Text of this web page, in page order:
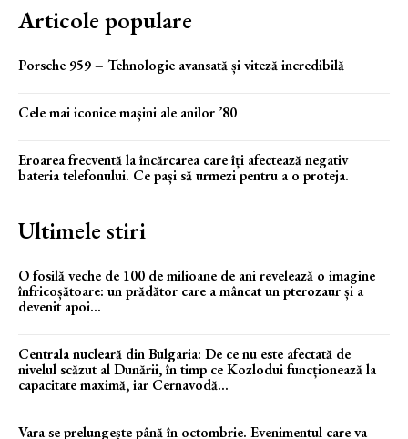
Articole populare
Porsche 959 – Tehnologie avansată și viteză incredibilă
Cele mai iconice mașini ale anilor ’80
Eroarea frecventă la încărcarea care îți afectează negativ
bateria telefonului. Ce pași să urmezi pentru a o proteja.
Ultimele stiri
O fosilă veche de 100 de milioane de ani revelează o imagine
înfricoșătoare: un prădător care a mâncat un pterozaur și a
devenit apoi...
Centrala nucleară din Bulgaria: De ce nu este afectată de
nivelul scăzut al Dunării, în timp ce Kozlodui funcționează la
capacitate maximă, iar Cernavodă...
Vara se prelungește până în octombrie. Evenimentul care va